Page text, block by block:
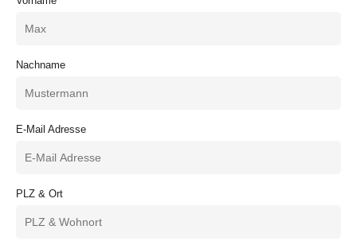
Nachname
E-Mail Adresse
PLZ & Ort